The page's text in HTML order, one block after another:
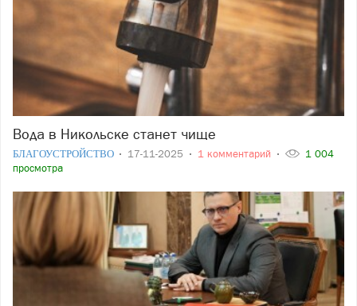
Вода в Никольске станет чище
БЛАГОУСТРОЙСТВО 17-11-2025 1 комментарий
1 004
просмотра